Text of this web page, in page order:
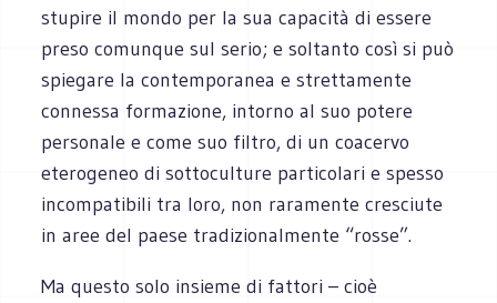
stupire il mondo per la sua capacità di essere
preso comunque sul serio; e soltanto così si può
spiegare la contemporanea e strettamente
connessa formazione, intorno al suo potere
personale e come suo filtro, di un coacervo
eterogeneo di sottoculture particolari e spesso
incompatibili tra loro, non raramente cresciute
in aree del paese tradizionalmente “rosse”.
Ma questo solo insieme di fattori – cioè